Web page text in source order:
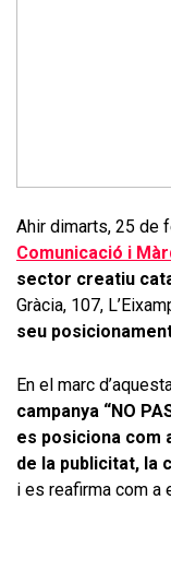
Ahir dimarts, 25 de
Comunicació i
sector creatiu
Gràcia, 107,
seu
En el marc
campanya “NO
es posiciona com
de la publicitat, la
i es reafirma com a